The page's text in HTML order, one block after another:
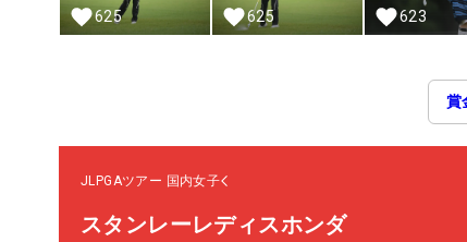
625 625 623
賞
JLPGAツアー 国内女子
スタンレーレディスホンダ